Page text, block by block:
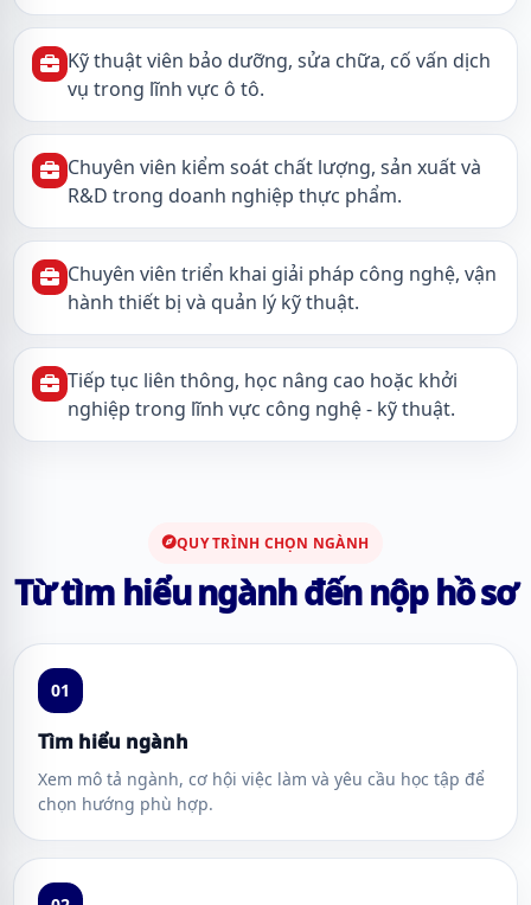
Kỹ thuật viên bảo dưỡng, sửa chữa, cố vấn dịch
vụ trong lĩnh vực ô tô.
Chuyên viên kiểm soát chất lượng, sản xuất và
R&D trong doanh nghiệp thực phẩm.
Chuyên viên triển khai giải pháp công nghệ, vận
hành thiết bị và quản lý kỹ thuật.
Tiếp tục liên thông, học nâng cao hoặc khởi
nghiệp trong lĩnh vực công nghệ - kỹ thuật.
QUY TRÌNH CHỌN NGÀNH
Từ tìm hiểu ngành đến nộp hồ sơ
01
Tìm hiểu ngành
Xem mô tả ngành, cơ hội việc làm và yêu cầu học tập để
chọn hướng phù hợp.